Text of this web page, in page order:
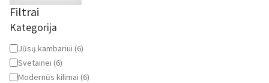
Apie mus
Paskyra
Filtrai
Kategorija
Kategorija
Jūsų kambariui (6)
Svetainei (6)
Modernūs kilimai (6)